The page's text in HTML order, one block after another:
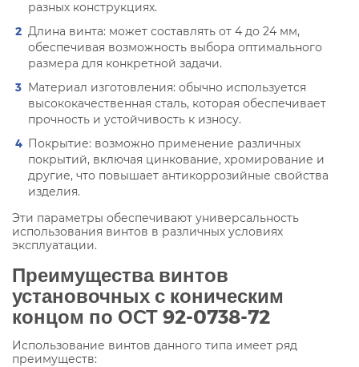
разных конструкциях.
Длина винта: может составлять от 4 до 24 мм,
обеспечивая возможность выбора оптимального
размера для конкретной задачи.
Материал изготовления: обычно используется
высококачественная сталь, которая обеспечивает
прочность и устойчивость к износу.
Покрытие: возможно применение различных
покрытий, включая цинкование, хромирование и
другие, что повышает антикоррозийные свойства
изделия.
Эти параметры обеспечивают универсальность
использования винтов в различных условиях
эксплуатации.
Преимущества винтов
установочных с коническим
концом по ОСТ 92-0738-72
Использование винтов данного типа имеет ряд
преимуществ: